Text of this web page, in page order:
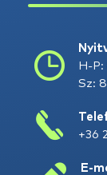
H-
Sz:
+36
E-